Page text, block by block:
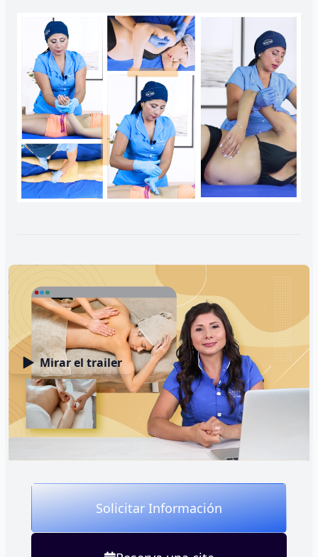
Habilidades que desarrollarás
Masajes relajantes Relax Mom
Mirar el trailer
Solicitar Información